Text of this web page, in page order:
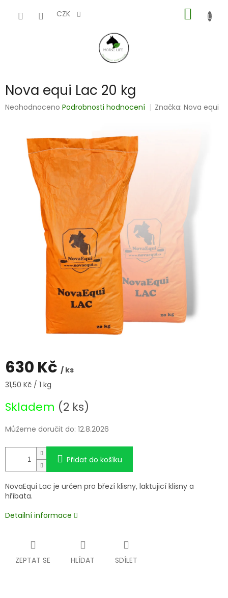
CZK
KOŠÍK
Nova equi Lac 20 kg
Průměrné
hvězdiček.
Neohodnoceno Podrobnosti hodnocení Značka:Nova equi
630 Kč / ks
Měrná
31,50 Kč / 1 kg
Skladem (2 ks)
Můžeme doručit do: 12.8.2026
Přidat do košíku
NovaEqui Lac je určen pro březí klisny, laktujicí klisny a
hříbata.
Detailní informace
ZEPTAT SE HLÍDAT SDÍLET